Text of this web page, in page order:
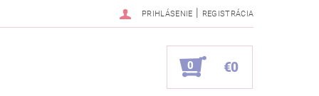
PRIHLÁSENIE | REGISTRÁCIA
0 €0